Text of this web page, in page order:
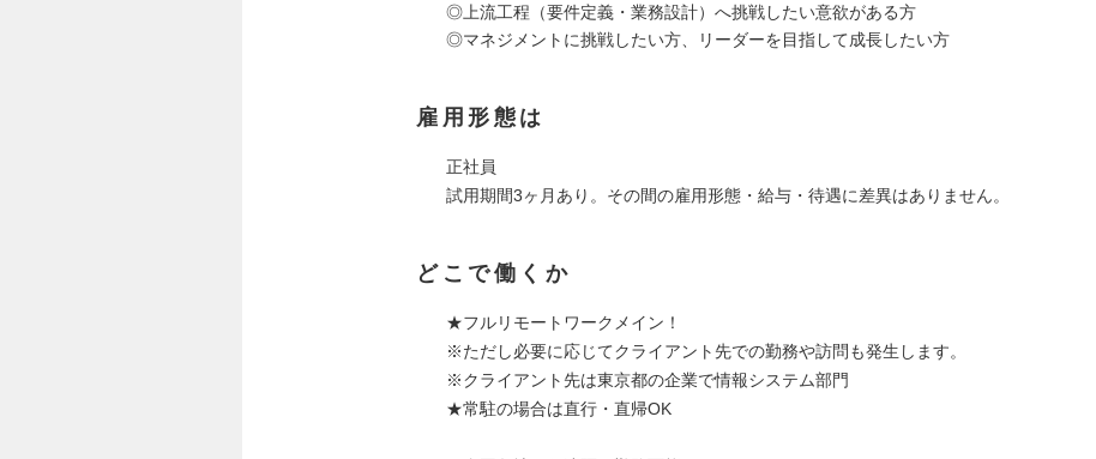
◎上流工程（要件定義・業務設計）へ挑戦したい意欲がある方
◎マネジメントに挑戦したい方、リーダーを目指して成長したい方
雇用形態は
正社員
試用期間3ヶ月あり。その間の雇用形態・給与・待遇に差異はありません。
どこで働くか
★フルリモートワークメイン！
※ただし必要に応じてクライアント先での勤務や訪問も発生します。
※クライアント先は東京都の企業で情報システム部門
★常駐の場合は直行・直帰OK